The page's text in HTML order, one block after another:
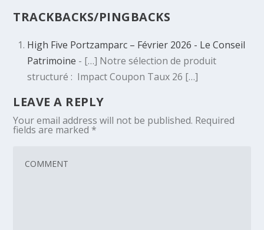
TRACKBACKS/PINGBACKS
High Five Portzamparc – Février 2026 - Le Conseil
Patrimoine - […] Notre sélection de produit
structuré : Impact Coupon Taux 26 […]
LEAVE A REPLY
Your email address will not be published. Required
fields are marked *